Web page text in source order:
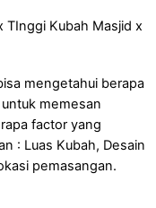
TInggi Kubah Masjid x
mengetahui berapa
memesan
factor yang
: Luas Kubah, Desain
pemasangan.